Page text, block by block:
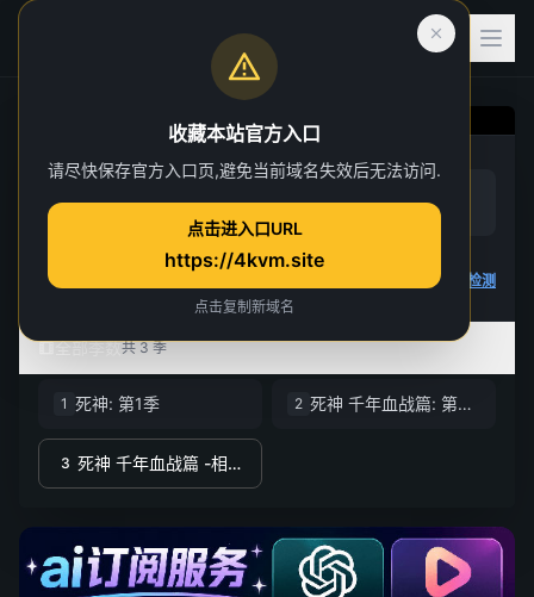
死神 千年血战篇 -相克
谭-
(
3 人正在观看 ,播放检测
全部季数共 3 季
1 死神: 第1季 2 死神 千年血战篇: 第2季
3 死神 千年血战篇 -相克谭-
收藏本站官方入口
请尽快保存官方入口页,避免当前域名失效后无法访问.
点击进入口URL
https://4kvm.site
点击复制新域名